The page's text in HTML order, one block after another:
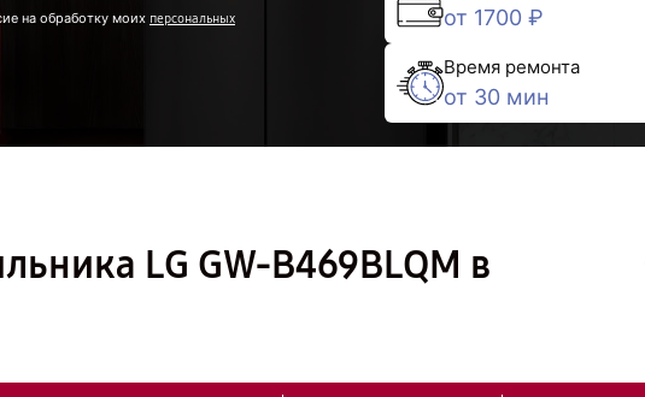
на обработку моих персональных
от 1700 ₽
Время ремонта
от 30 мин
LG GW-B469BLQM в